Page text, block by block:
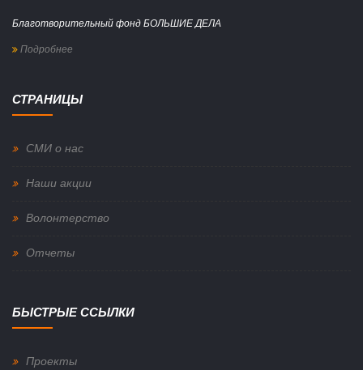
Благотворительный фонд БОЛЬШИЕ ДЕЛА
Подробнее
СТРАНИЦЫ
СМИ о нас
Наши акции
Волонтерство
Отчеты
БЫСТРЫЕ ССЫЛКИ
Проекты